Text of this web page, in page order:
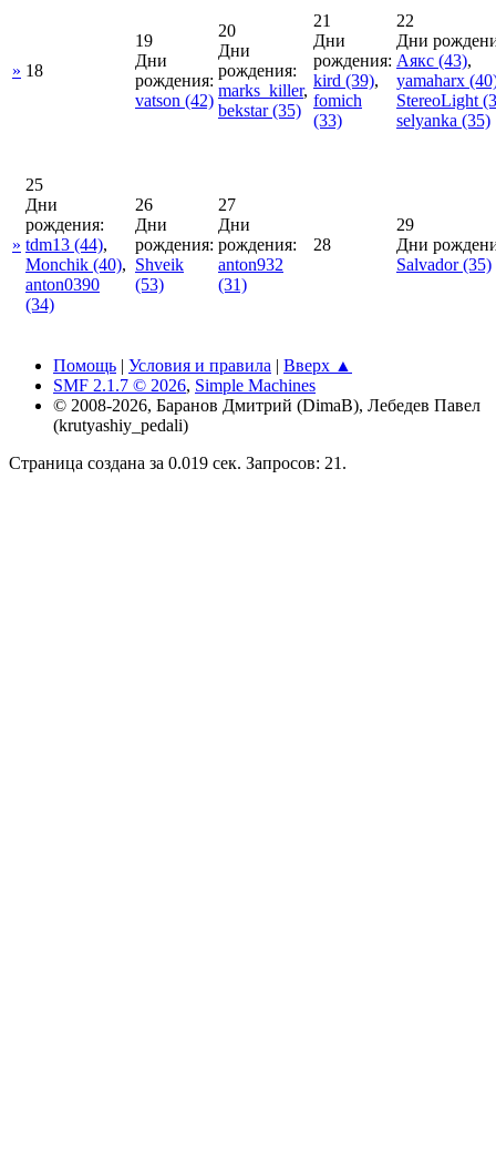
» 18
19
Дни
рождения:
vatson (42)
20
Дни
рождения:
marks_killer,
bekstar(35)
21
Дни
рождения:
kird (39),
fomich
(33)
22
Дни
Аякс (43),
yamaharx
StereoLight
selyanka (35)
»
25
Дни
рождения:
tdm13 (44),
Monchik (40),
anton0390
(34)
26
Дни
рождения:
Shveik
(53)
27
Дни
рождения:
anton932
(31)
28
29
Дни
Salvador(35)
Помощь | Условия и правила | Вверх ▲
SMF 2.1.7 © 2026, Simple Machines
© 2008-2026, Баранов Дмитрий (DimaB), Лебедев Павел
(krutyashiy_pedali)
Страница создана за 0.019 сек. Запросов: 21.